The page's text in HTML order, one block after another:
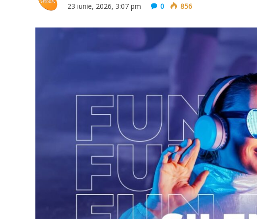
23 iunie, 2026, 3:07 pm 0 856